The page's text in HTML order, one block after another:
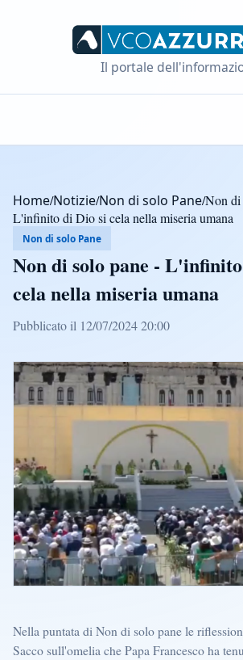
Il portale
Home/Notizie/Non di solo Pane/Non di
L'infinito di Dio si cela nella miseria umana
Non di solo Pane
Non di solo pane -
cela nella miseria umana
Pubblicato il 12/07/2024 20:00
Nella puntata di Non di solo pane le
Sacco sull'omelia che Papa Francesco ha